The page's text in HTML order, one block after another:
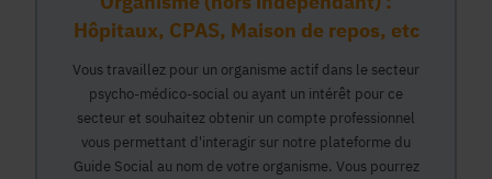
Hôpitaux, CPAS, Maison de repos, etc
Vous travaillez pour un organisme actif dans le secteur
psycho-médico-social ou ayant un intérêt pour ce
secteur et souhaitez obtenir un compte professionnel
vous permettant d'interagir sur notre plateforme du
Guide Social au nom de votre organisme. Vous pourrez